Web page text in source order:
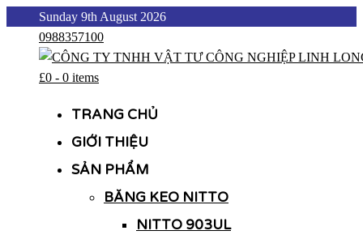
content
Sunday 9th August 2026
0988357100
£0 - 0 items
TRANG CHỦ
GIỚI THIỆU
SẢN PHẨM
BĂNG KEO NITTO
NITTO 903UL